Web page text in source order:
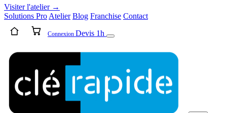
Visiter l'atelier →
Solutions Pro Atelier Blog Franchise Contact
Connexion Devis 1h